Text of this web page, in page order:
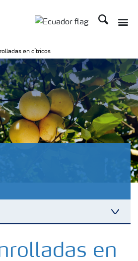
Buscar
en cítricos
en